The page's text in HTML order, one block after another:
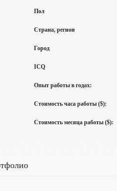
Пол
Страна, регион
Город
ICQ
Опыт работы в годах:
Стоимость часа работы ($):
Стоимость месяца работы ($):